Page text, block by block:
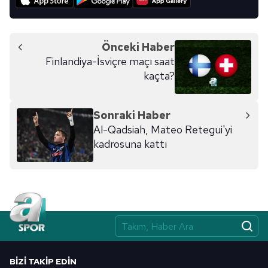
Metnimiziziyaret edebilirsiniz.
6698 sayılı Kişisel Verilerin Korunması Kanunu uyarınca
hazırlanmış Aydınlatma Metnimizi okumak ve sitemizde
ilgili mevzuata uygun olarak kullanılan çerezlerle ilgili bilgi
Önceki Haber
Finlandiya-İsviçre maçı saat
kaçta?
Sonraki Haber
Al-Qadsiah, Mateo Retegui'yi
kadrosuna kattı
BIZI TAKIP EDIN